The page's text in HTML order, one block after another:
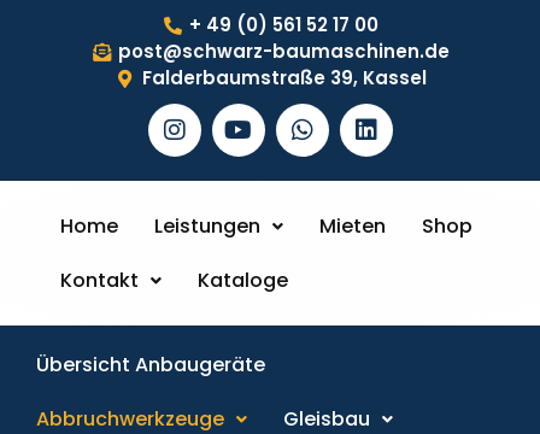
+ 49 (0) 561 52 17 00
post@schwarz-baumaschinen.de
Falderbaumstraße 39, Kassel
Home Leistungen Mieten
Shop
Kontakt
Kataloge
Übersicht Anbaugeräte
Abbruchwerkzeuge
Gleisbau